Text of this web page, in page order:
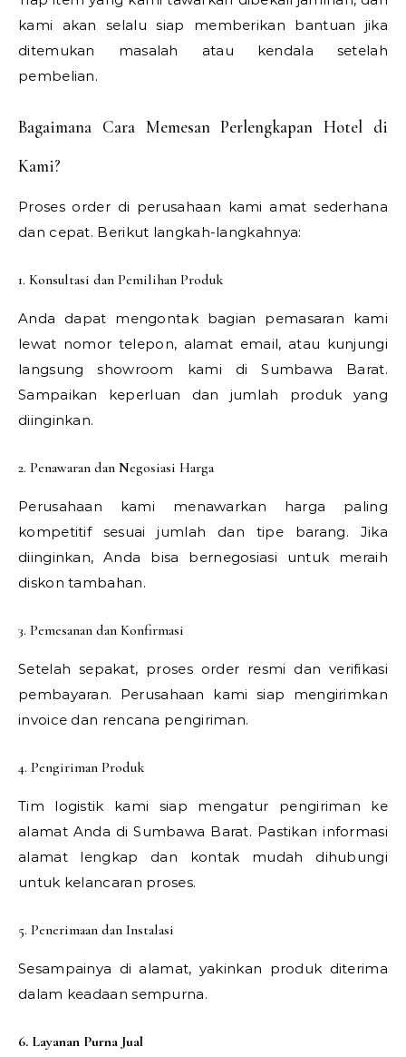
kami akan selalu siap memberikan bantuan jika
ditemukan masalah atau kendala setelah
pembelian.
Bagaimana Cara Memesan Perlengkapan Hotel di
Kami?
Proses order di perusahaan kami amat sederhana
dan cepat. Berikut langkah-langkahnya:
1. Konsultasi dan Pemilihan Produk
Anda dapat mengontak bagian pemasaran kami
lewat nomor telepon, alamat email, atau kunjungi
langsung showroom kami di Sumbawa Barat.
Sampaikan keperluan dan jumlah produk yang
diinginkan.
2. Penawaran dan Negosiasi Harga
Perusahaan kami menawarkan harga paling
kompetitif sesuai jumlah dan tipe barang. Jika
diinginkan, Anda bisa bernegosiasi untuk meraih
diskon tambahan.
3. Pemesanan dan Konfirmasi
Setelah sepakat, proses order resmi dan verifikasi
pembayaran. Perusahaan kami siap mengirimkan
invoice dan rencana pengiriman.
4. Pengiriman Produk
Tim logistik kami siap mengatur pengiriman ke
alamat Anda di Sumbawa Barat. Pastikan informasi
alamat lengkap dan kontak mudah dihubungi
untuk kelancaran proses.
5. Penerimaan dan Instalasi
Sesampainya di alamat, yakinkan produk diterima
dalam keadaan sempurna.
6. Layanan Purna Jual